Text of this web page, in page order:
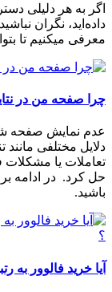
اگر به هر دلیلی
داده‌اید، نگران
معرفی میکنیم تا
چرا صفحه من در
عدم نمایش صفحه
دلایل مختلفی
تعاملات یا مشکلات
حل کرد. در ادامه
باشید.
آیا خرید فالوور به